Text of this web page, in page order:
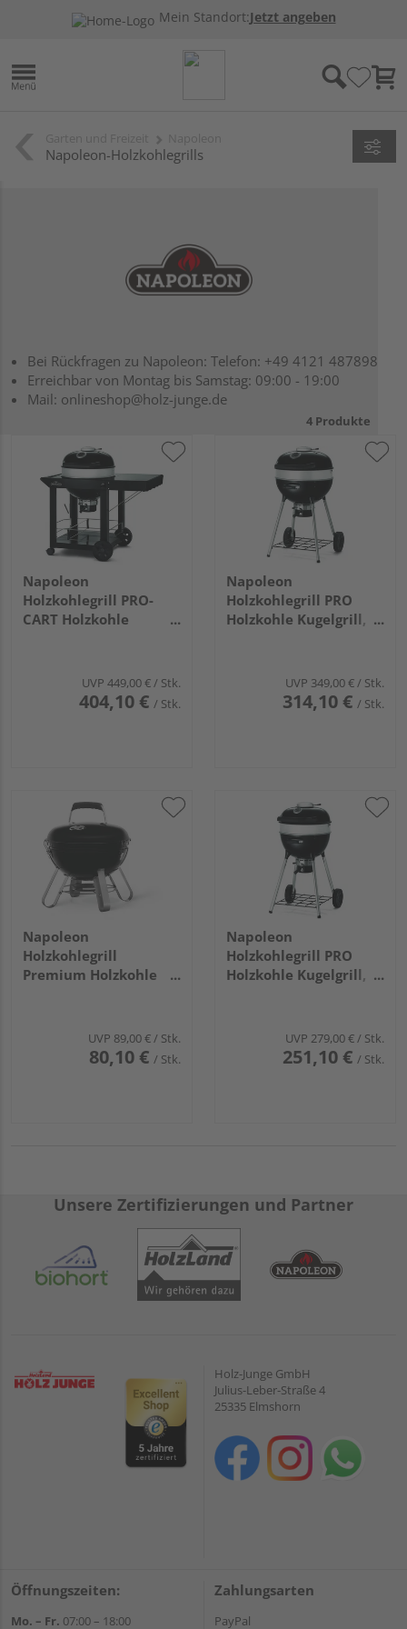
Mein Standort:Jetzt angeben
Napoleon-Holzkohlegrills
Bei Rückfragen zu Napoleon: Telefon: +49 4121 487898
Erreichbar von Montag bis Samstag: 09:00 - 19:00
Mail: onlineshop@holz-junge.de
4 Produkte
Napoleon
Holzkohlegrill PRO-
CART Holzkohle
UVP 449,00 €/ Stk.
404,10 € / Stk.
Napoleon
Holzkohlegrill PRO
Holzkohle Kugelgrill,
UVP 349,00 €/ Stk.
314,10 € / Stk.
Napoleon
Holzkohlegrill
Premium Holzkohle
UVP 89,00 €/ Stk.
80,10 € / Stk.
Napoleon
Holzkohlegrill PRO
Holzkohle Kugelgrill,
UVP 279,00 €/ Stk.
251,10 € / Stk.
Unsere Zertifizierungen und Partner
Holz-Junge GmbH
Julius-Leber-Straße 4
25335 Elmshorn
Öffnungszeiten:
Mo. – Fr. 07:00 – 18:00
Zahlungsarten
PayPal